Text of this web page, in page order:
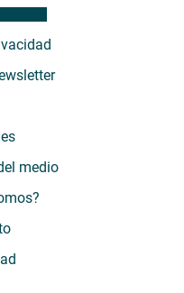
medio